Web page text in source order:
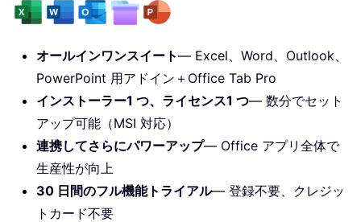
オールインワンスイート— Excel、Word、Outlook、
PowerPoint 用アドイン＋Office Tab Pro
インストーラー1 つ、ライセンス1 つ— 数分でセット
アップ可能（MSI 対応）
連携してさらにパワーアップ— Office アプリ全体で
生産性が向上
30 日間のフル機能トライアル— 登録不要、クレジッ
トカード不要